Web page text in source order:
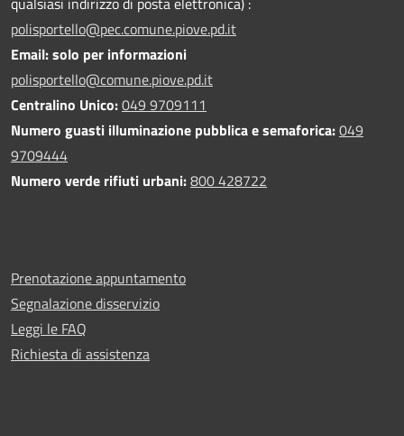
polisportello@pec.comune.piove.pd.it
Email: solo per informazioni
polisportello@comune.piove.pd.it
Centralino Unico:049 9709111
Numero guasti illuminazione pubblica e semaforica:049
9709444
Numero verde rifiuti urbani:800 428722
Prenotazione appuntamento
Segnalazione disservizio
Leggi le FAQ
Richiesta di assistenza